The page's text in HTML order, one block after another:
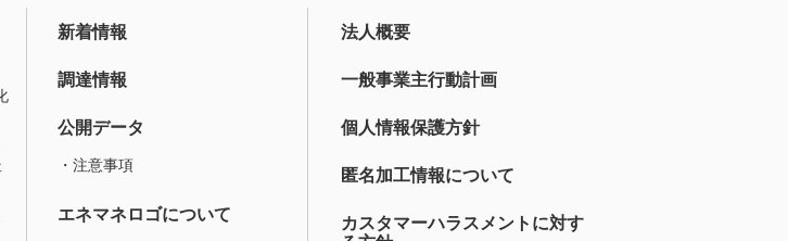
新着情報
調達情報
公開データ
・注意事項
エネマネロゴについて
法人概要
一般事業主行動計画
個人情報保護方針
匿名加工情報について
カスタマーハラスメントに対す